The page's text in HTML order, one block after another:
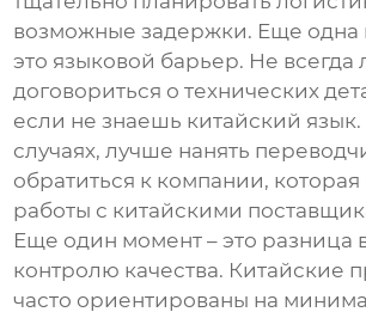
возможные задержки. Еще одна
это языковой барьер. Не всегда
договориться о технических
если не знаешь китайский язык.
случаях, лучше нанять
обратиться к компании,
работы с китайскими
Еще один момент – это разница
контролю качества. Китайские
часто ориентированы на